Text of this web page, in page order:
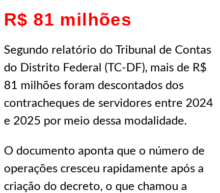
R$ 81 milhões
Segundo relatório do Tribunal de Contas
do Distrito Federal (TC-DF), mais de R$
81 milhões foram descontados dos
contracheques de servidores entre 2024
e 2025 por meio dessa modalidade.
O documento aponta que o número de
operações cresceu rapidamente após a
criação do decreto, o que chamou a